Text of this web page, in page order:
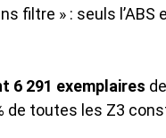
filtre » : seuls
6 291 exemplaires
de toutes les Z3